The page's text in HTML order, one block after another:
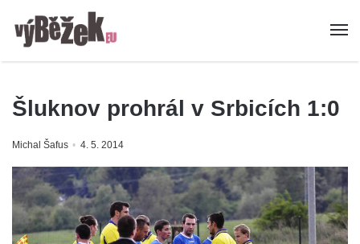
Šluknov prohrál v Srbicích 1:0
Michal Šafus 4. 5. 2014